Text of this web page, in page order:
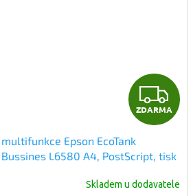
Z
D
A
R
ZDARMA
multifunkce Epson EcoTank
Bussines L6580 A4, PostScript, tisk
síť.protokol iPv4,iPv6, 4800x2400
Skladem u dodavatele